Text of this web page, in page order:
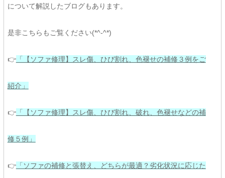
について解説したブログもあります。
是非こちらもご覧ください(*^-^*)
👉「【ソファ修理】スレ傷、ひび割れ、色褪せの補修３例をご
紹介」
👉「【ソファ修理】スレ傷、ひび割れ、破れ、色褪せなどの補
修５例」
👉「ソファの補修と張替え、どちらが最適？劣化状況に応じた